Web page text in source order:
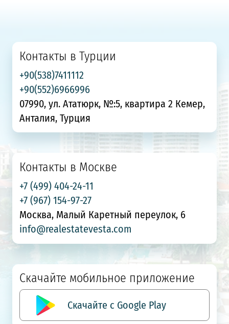
Контакты в Турции
+90(538)7411112
+90(552)6966996
07990, ул. Ататюрк, №:5, квартира 2 Кемер,
Анталия, Турция
Контакты в Москве
+7 (499) 404-24-11
+7 (967) 154-97-27
Москва, Малый Каретный переулок, 6
info@realestatevesta.com
Скачайте мобильное приложение
Скачайте с Google Play